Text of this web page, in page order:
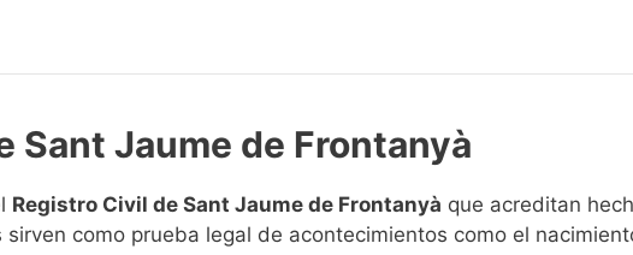
Jaume de Frontanyà
Registro Civil de Sant Jaume de Frontanyà que acreditan
como prueba legal de acontecimientos como el